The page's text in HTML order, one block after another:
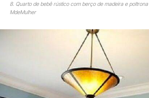
8. Quarto de bebê rústico com berço de madeira e
MdeMulher